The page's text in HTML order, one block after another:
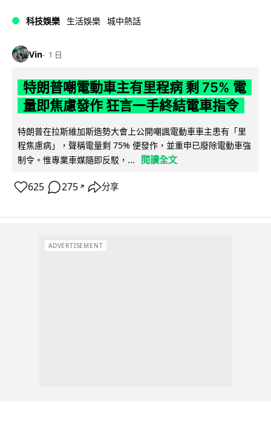
科技娛樂 生活娛樂 城中熱話
Vin 1 日
特朗普嘲電動車主有里程病 剩 75% 電
量即焦慮發作 狂言一手終結電車指令
特朗普在拉斯維加斯造勢大會上公開嘲諷電動車車主患有「里
程焦慮病」，聲稱電量剩 75% 便發作，並重申已廢除電動車強
制令。惟專業車媒隨即反駁，...
閱讀全文
625 275 ↗ 分享
ADVERTISEMENT